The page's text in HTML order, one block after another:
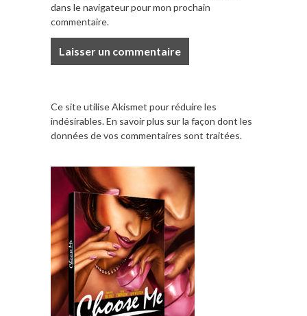
dans le navigateur pour mon prochain
commentaire.
Ce site utilise Akismet pour réduire les
indésirables.En savoir plus sur la façon dont les
données de vos commentaires sont traitées.